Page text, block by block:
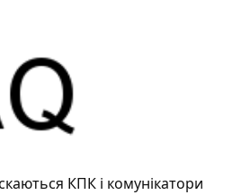
КПК і комунікатори